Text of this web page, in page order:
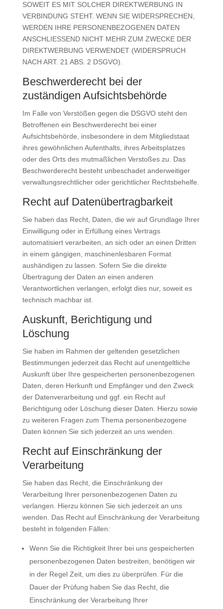
SOWEIT ES MIT SOLCHER DIREKTWERBUNG IN
VERBINDUNG STEHT. WENN SIE WIDERSPRECHEN,
WERDEN IHRE PERSONENBEZOGENEN DATEN
ANSCHLIESSEND NICHT MEHR ZUM ZWECKE DER
DIREKTWERBUNG VERWENDET (WIDERSPRUCH
NACH ART. 21 ABS. 2 DSGVO).
Beschwerde­recht bei der
zuständigen Aufsichts­behörde
Im Falle von Verstößen gegen die DSGVO steht den
Betroffenen ein Beschwerderecht bei einer
Aufsichtsbehörde, insbesondere in dem Mitgliedstaat
ihres gewöhnlichen Aufenthalts, ihres Arbeitsplatzes
oder des Orts des mutmaßlichen Verstoßes zu. Das
Beschwerderecht besteht unbeschadet anderweitiger
verwaltungsrechtlicher oder gerichtlicher Rechtsbehelfe.
Recht auf Daten­übertrag­barkeit
Sie haben das Recht, Daten, die wir auf Grundlage Ihrer
Einwilligung oder in Erfüllung eines Vertrags
automatisiert verarbeiten, an sich oder an einen Dritten
in einem gängigen, maschinenlesbaren Format
aushändigen zu lassen. Sofern Sie die direkte
Übertragung der Daten an einen anderen
Verantwortlichen verlangen, erfolgt dies nur, soweit es
technisch machbar ist.
Auskunft, Berichtigung und
Löschung
Sie haben im Rahmen der geltenden gesetzlichen
Bestimmungen jederzeit das Recht auf unentgeltliche
Auskunft über Ihre gespeicherten personenbezogenen
Daten, deren Herkunft und Empfänger und den Zweck
der Datenverarbeitung und ggf. ein Recht auf
Berichtigung oder Löschung dieser Daten. Hierzu sowie
zu weiteren Fragen zum Thema personenbezogene
Daten können Sie sich jederzeit an uns wenden.
Recht auf Einschränkung der
Verarbeitung
Sie haben das Recht, die Einschränkung der
Verarbeitung Ihrer personenbezogenen Daten zu
verlangen. Hierzu können Sie sich jederzeit an uns
wenden. Das Recht auf Einschränkung der Verarbeitung
besteht in folgenden Fällen:
Wenn Sie die Richtigkeit Ihrer bei uns gespeicherten
personenbezogenen Daten bestreiten, benötigen wir
in der Regel Zeit, um dies zu überprüfen. Für die
Dauer der Prüfung haben Sie das Recht, die
Einschränkung der Verarbeitung Ihrer